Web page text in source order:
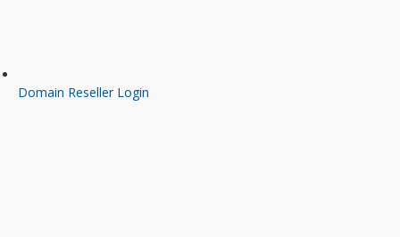
Domain Reseller Login